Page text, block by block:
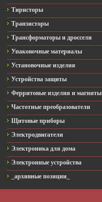
Тиристоры
Транзисторы
Трансформаторы и дроссели
Упаковочные материалы
Установочные изделия
Устройства защиты
Ферритовые изделия и магниты
Частотные преобразователи
Щитовые приборы
Электродвигатели
Электроника для дома
Электронные устройства
_архивные позиции_